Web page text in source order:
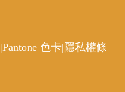
|Pantone 色卡| 隱私權條